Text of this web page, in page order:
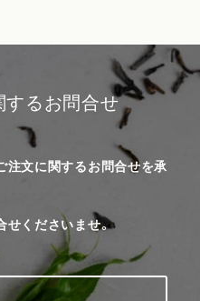
するお問合せ
注文に関するお問合せを承
せくださいませ。